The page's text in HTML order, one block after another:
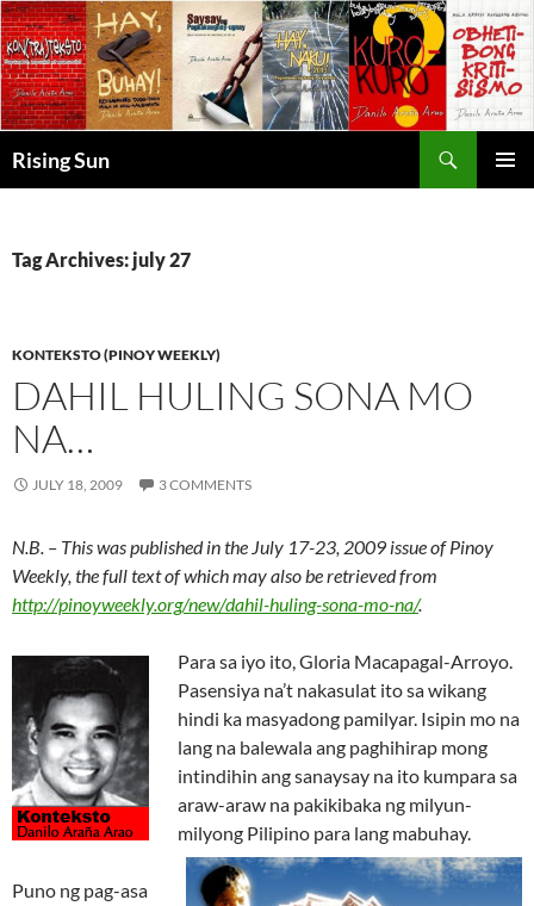
Skip
to
content
Rising Sun
Tag Archives: july 27
KONTEKSTO (PINOY WEEKLY)
DAHIL HULING SONA MO
NA…
JULY 18, 2009 3 COMMENTS
N.B. – This was published in the July 17-23, 2009 issue of Pinoy
Weekly, the full text of which may also be retrieved from
http://pinoyweekly.org/new/dahil-huling-sona-mo-na/.
Para sa iyo ito, Gloria Macapagal-Arroyo.
Pasensiya na’t nakasulat ito sa wikang
hindi ka masyadong pamilyar. Isipin mo na
lang na balewala ang paghihirap mong
intindihin ang sanaysay na ito kumpara sa
araw-araw na pakikibaka ng milyun-
milyong Pilipino para lang mabuhay.
Puno ng pag-asa